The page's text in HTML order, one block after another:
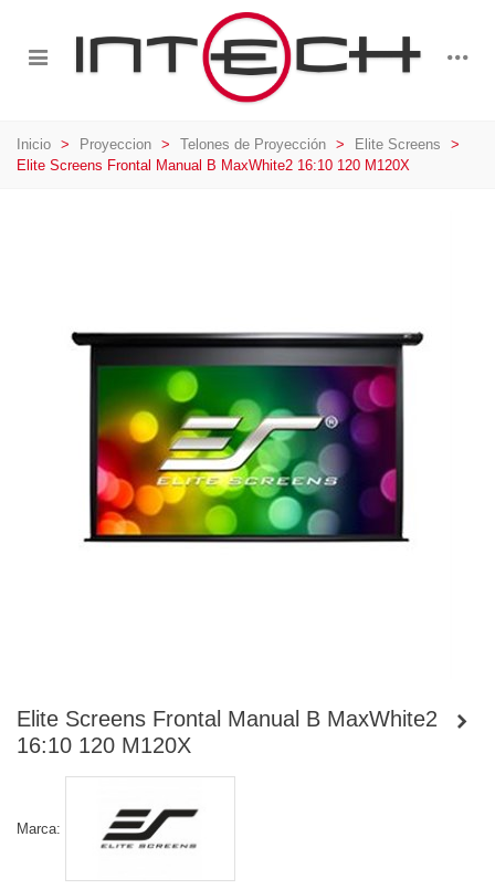
Inicio > Proyeccion > Telones de Proyección > Elite Screens
>
Elite Screens Frontal Manual B MaxWhite2 16:10 120 M120X
Elite Screens Frontal Manual B MaxWhite2
16:10 120 M120X
Marca: